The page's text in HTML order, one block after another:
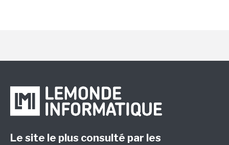
Le site le plus consulté par les